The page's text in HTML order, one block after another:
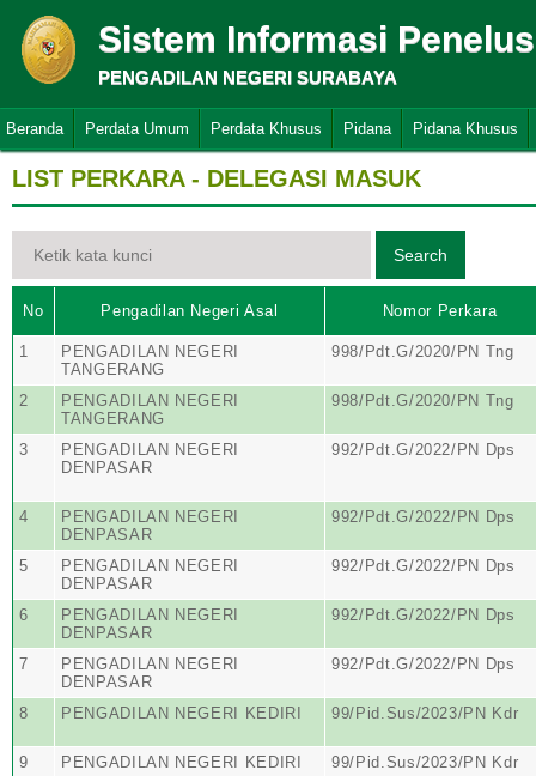
Sistem Informasi
PENGADILAN NEGERI SURABAYA
Beranda Perdata Umum Perdata Khusus Pidana Pidana Khusus
LIST PERKARA - DELEGASI MASUK
No Pengadilan Negeri Asal Nomor Perkara
1
PENGADILAN NEGERI
TANGERANG
998/Pdt.G/2020/PN Tng
2
PENGADILAN NEGERI
TANGERANG
998/Pdt.G/2020/PN Tng
3
PENGADILAN NEGERI
DENPASAR
992/Pdt.G/2022/PN Dps
4
PENGADILAN NEGERI
DENPASAR
992/Pdt.G/2022/PN Dps
5
PENGADILAN NEGERI
DENPASAR
992/Pdt.G/2022/PN Dps
6
PENGADILAN NEGERI
DENPASAR
992/Pdt.G/2022/PN Dps
7
PENGADILAN NEGERI
DENPASAR
992/Pdt.G/2022/PN Dps
8 PENGADILAN NEGERI KEDIRI 99/Pid.Sus/2023/PN Kdr
9 PENGADILAN NEGERI KEDIRI 99/Pid.Sus/2023/PN Kdr